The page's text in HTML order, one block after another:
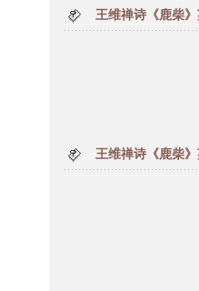
王维禅诗《鹿柴
王维禅诗《鹿柴